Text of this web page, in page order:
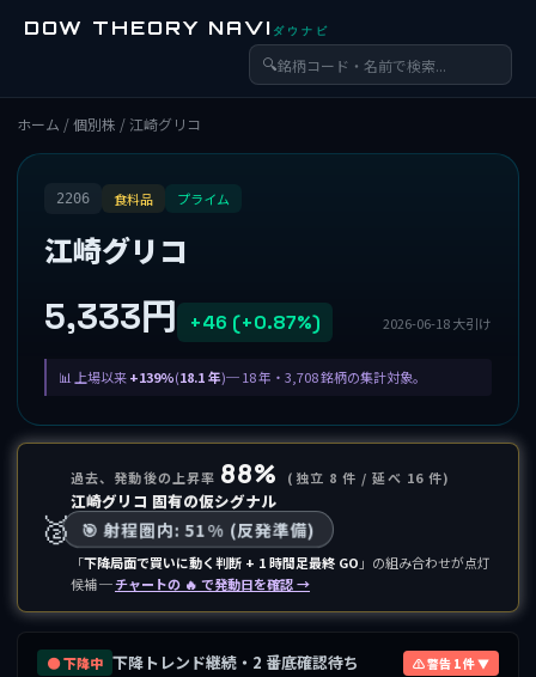
DOW THEORY NAVI ダウナビ
🔍
ホーム /個別株 / 江崎グリコ
2206 食料品 プライム
江崎グリコ
5,333円 +46 (+0.87%) 2026-06-18 大引け
上場以来+139%(18.1 年)─ 18 年・3,708 銘柄の集計対象。
🥈
過去、発動後の上昇率 88% (独立 8 件 / 延べ 16 件)
江崎グリコ 固有の仮シグナル
🎯 射程圏内: 51% (反発準備)
「下降局面で買いに動く判断 + 1 時間足最終 GO 」の組み合わせが点灯
候補 ─チャートの 🔥 で発動日を確認 →
🟤 下降中 下降トレンド継続・2 番底確認待ち ⚠ 警告 1 件 ▼